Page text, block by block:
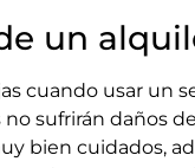
un
cuando usar un
sufrirán daños
bien cuidados,